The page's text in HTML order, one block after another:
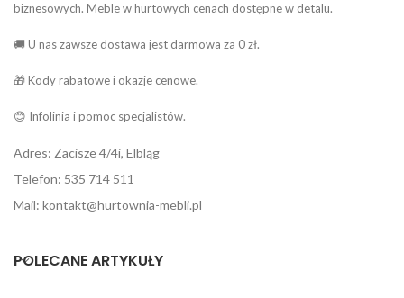
biznesowych. Meble w hurtowych cenach dostępne w detalu.
🚚 U nas zawsze dostawa jest darmowa za 0 zł.
🎁 Kody rabatowe i okazje cenowe.
😊 Infolinia i pomoc specjalistów.
Adres: Zacisze 4/4i, Elbląg
Telefon: 535 714 511
Mail: kontakt@hurtownia-mebli.pl
POLECANE ARTYKUŁY